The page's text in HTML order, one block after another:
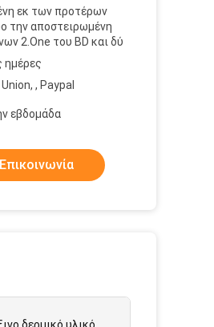
εκ των προτέρων
την αποστειρωμένη
2.One του BD και δύ
ημέρες
, Paypal
εβδομάδα
Επικοινωνία